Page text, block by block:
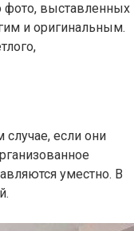
фото, выставленных
и оригинальным.
случае, если они
уместно. В